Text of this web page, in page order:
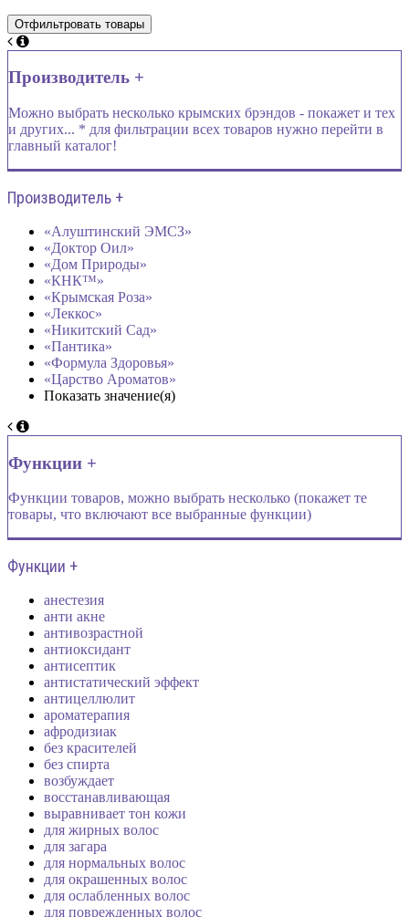
Производитель +
Можно выбрать несколько крымских брэндов - покажет и тех
и других... * для фильтрации всех товаров нужно перейти в
главный каталог!
Производитель +
«Алуштинский ЭМСЗ»
«Доктор Оил»
«Дом Природы»
«КНК™»
«Крымская Роза»
«Леккос»
«Никитский Сад»
«Пантика»
«Формула Здоровья»
«Царство Ароматов»
Показать значение(я)
Функции +
Функции товаров, можно выбрать несколько (покажет те
товары, что включают все выбранные функции)
Функции +
анестезия
анти акне
антивозрастной
антиоксидант
антисептик
антистатический эффект
антицеллюлит
ароматерапия
афродизиак
без красителей
без спирта
возбуждает
восстанавливающая
выравнивает тон кожи
для жирных волос
для загара
для нормальных волос
для окрашенных волос
для ослабленных волос
для поврежденных волос